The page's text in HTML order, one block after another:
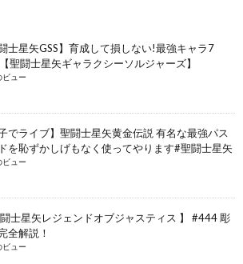
闘士星矢GSS】育成して損しない!最強キャラ7
聖闘士星矢ギャラクシーソルジャーズ】
ュー
子でライブ】聖闘士星矢黄金伝説 有名な最強パス
を恥ずかしげもなく使ってやります#聖闘士星矢
ュー
闘士星矢レジェンドオブジャスティス 】 #444 彫
全解説！
ュー